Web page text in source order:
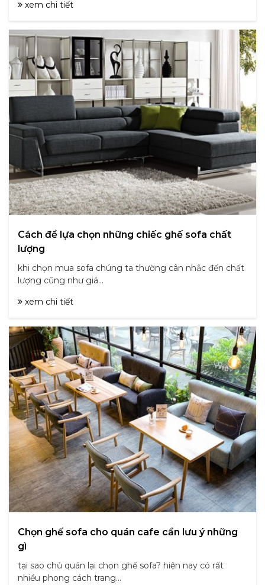
xem chi tiết
Cách để lựa chọn những chiếc ghế sofa chất
lượng
khi chọn mua sofa chúng ta thường cân nhắc đến chất
lượng cũng như giá...
xem chi tiết
Chọn ghế sofa cho quán cafe cần lưu ý những
gì
tại sao chủ quán lại chọn ghế sofa? hiện nay có rất
nhiều phong cách trang...